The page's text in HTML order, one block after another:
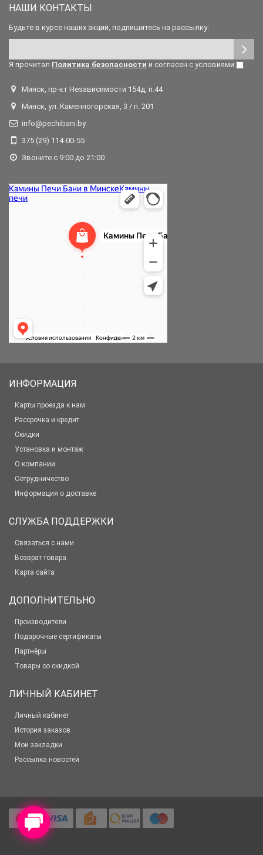
НАШИ КОНТАКТЫ
Будьте в курсе наших акций, подпишитесь на рассылку:
Я прочитал Политика безопасности и согласен с условиями
Минск, пр-кт Независимости 154д, п.44
Минск, ул. Каменногорская, 3 / п. 201
info@pechibani.by
375 (29) 114-00-55
Звоните с 9:00 до 21:00
ИНФОРМАЦИЯ
Карты проезда к нам
Рассрочка и кредит
Скидки
Установка и монтаж
О компании
Сотрудничество
Информация о доставке
СЛУЖБА ПОДДЕРЖКИ
Связаться с нами
Возврат товара
Карта сайта
ДОПОЛНИТЕЛЬНО
Производители
Подарочные сертификаты
Партнёры
Товары со скидкой
ЛИЧНЫЙ КАБИНЕТ
Личный кабинет
История заказов
Мои закладки
Рассылка новостей